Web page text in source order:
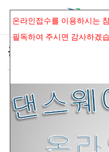
공지사항
*제16회 보훈전국무
항 및 유의사항*
connet 조회 수830 추천 수 0 댓글
온라인접수를 이용하시는
필독하여 주시면 감사하겠
Sketchbook5,
Sketchbook5,